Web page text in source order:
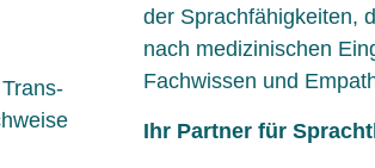
der Sprachfähigkeiten,
nach medizinischen
Fachwissen und
Ihr Partner für